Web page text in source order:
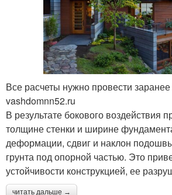
Все расчеты нужно провести
vashdomnn52.ru
В результате бокового воздействия
толщине стенки и ширине
деформации, сдвиг и наклон
грунта под опорной частью. Это
устойчивости конструкцией, ее
читать дальше →